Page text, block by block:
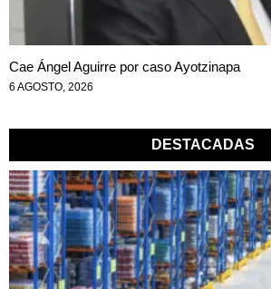
Cae Ángel Aguirre por caso Ayotzinapa
6 AGOSTO, 2026
DESTACADAS